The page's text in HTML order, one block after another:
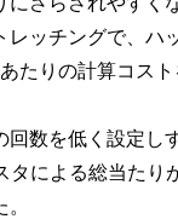
レッチングで、ハ
たりの計算コス
回数を低く設定し
タによる総当たり